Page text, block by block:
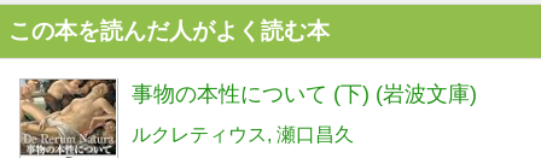
この本を読んだ人がよく読む本
事物の本性について (下) (岩波文庫)
ルクレティウス 瀬口昌久